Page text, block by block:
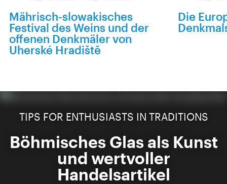
Mährisch-slowakisches
Festival des Weins und der
offenen Denkmäler von
Uherské Hradiště
Die
TIPS FOR ENTHUSIASTS IN TRADITIONS
Böhmisches Glas als Kunst
und wertvoller
Handelsartikel